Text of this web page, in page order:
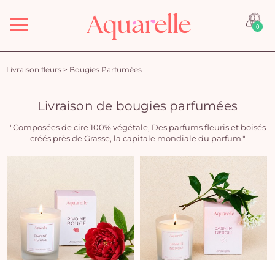
Menu 0
Livraison fleurs > Bougies Parfumées
Livraison de bougies parfumées
"Composées de cire 100% végétale, Des parfums fleuris et boisés
créés près de Grasse, la capitale mondiale du parfum."